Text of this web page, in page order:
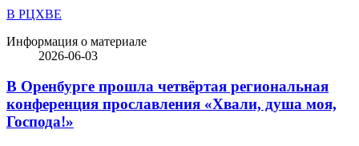
В РЦХВЕ
Информация о материале
2026-06-03
В Оренбурге прошла четвёртая региональная
конференция прославления «Хвали, душа моя,
Господа!»